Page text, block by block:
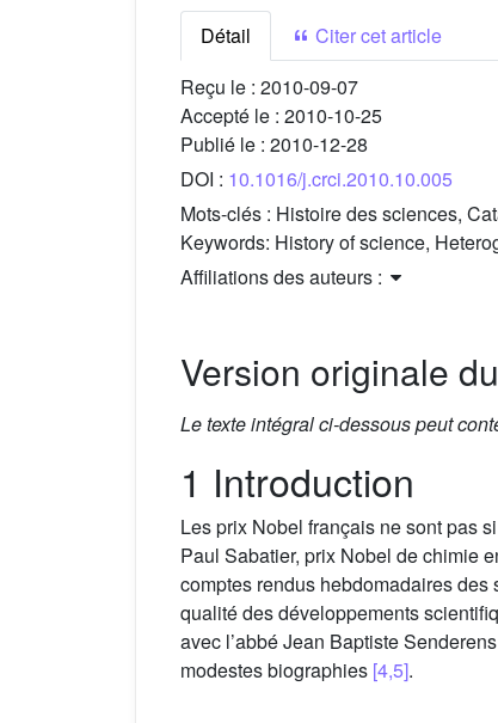
Détail
Citer cet article
Reçu le : 2010-09-07
Accepté le : 2010-10-25
Publié le : 2010-12-28
DOI : 10.1016/j.crci.2010.10.005
Mots-clés : Histoire des sciences,
Keywords: History of science,
Affiliations des auteurs :
Version originale
Le texte intégral ci-dessous peut
1 Introduction
Les prix Nobel français ne sont pas
Paul Sabatier, prix Nobel de chimie
comptes rendus hebdomadaires
qualité des développements
avec l’abbé Jean Baptiste
modestes biographies [4,5].